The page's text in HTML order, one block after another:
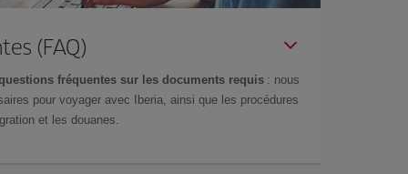
(FAQ)
fréquentes sur les documents requis : nous
pour voyager avec Iberia, ainsi que les procédures
et les douanes.